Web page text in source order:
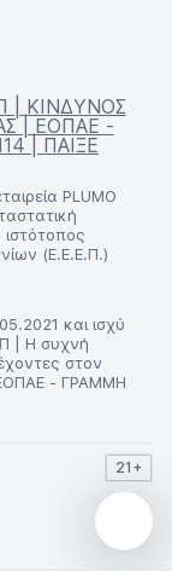
| ΚΙΝΔΥΝΟΣ
| ΕΟΠΑΕ -
| ΠΑΙΞΕ
PLUMO
(Ε.Ε.Ε.Π.)
και ισχύ
| Η συχνή
στον
ΕΟΠΑΕ - ΓΡΑΜΜΗ
21+